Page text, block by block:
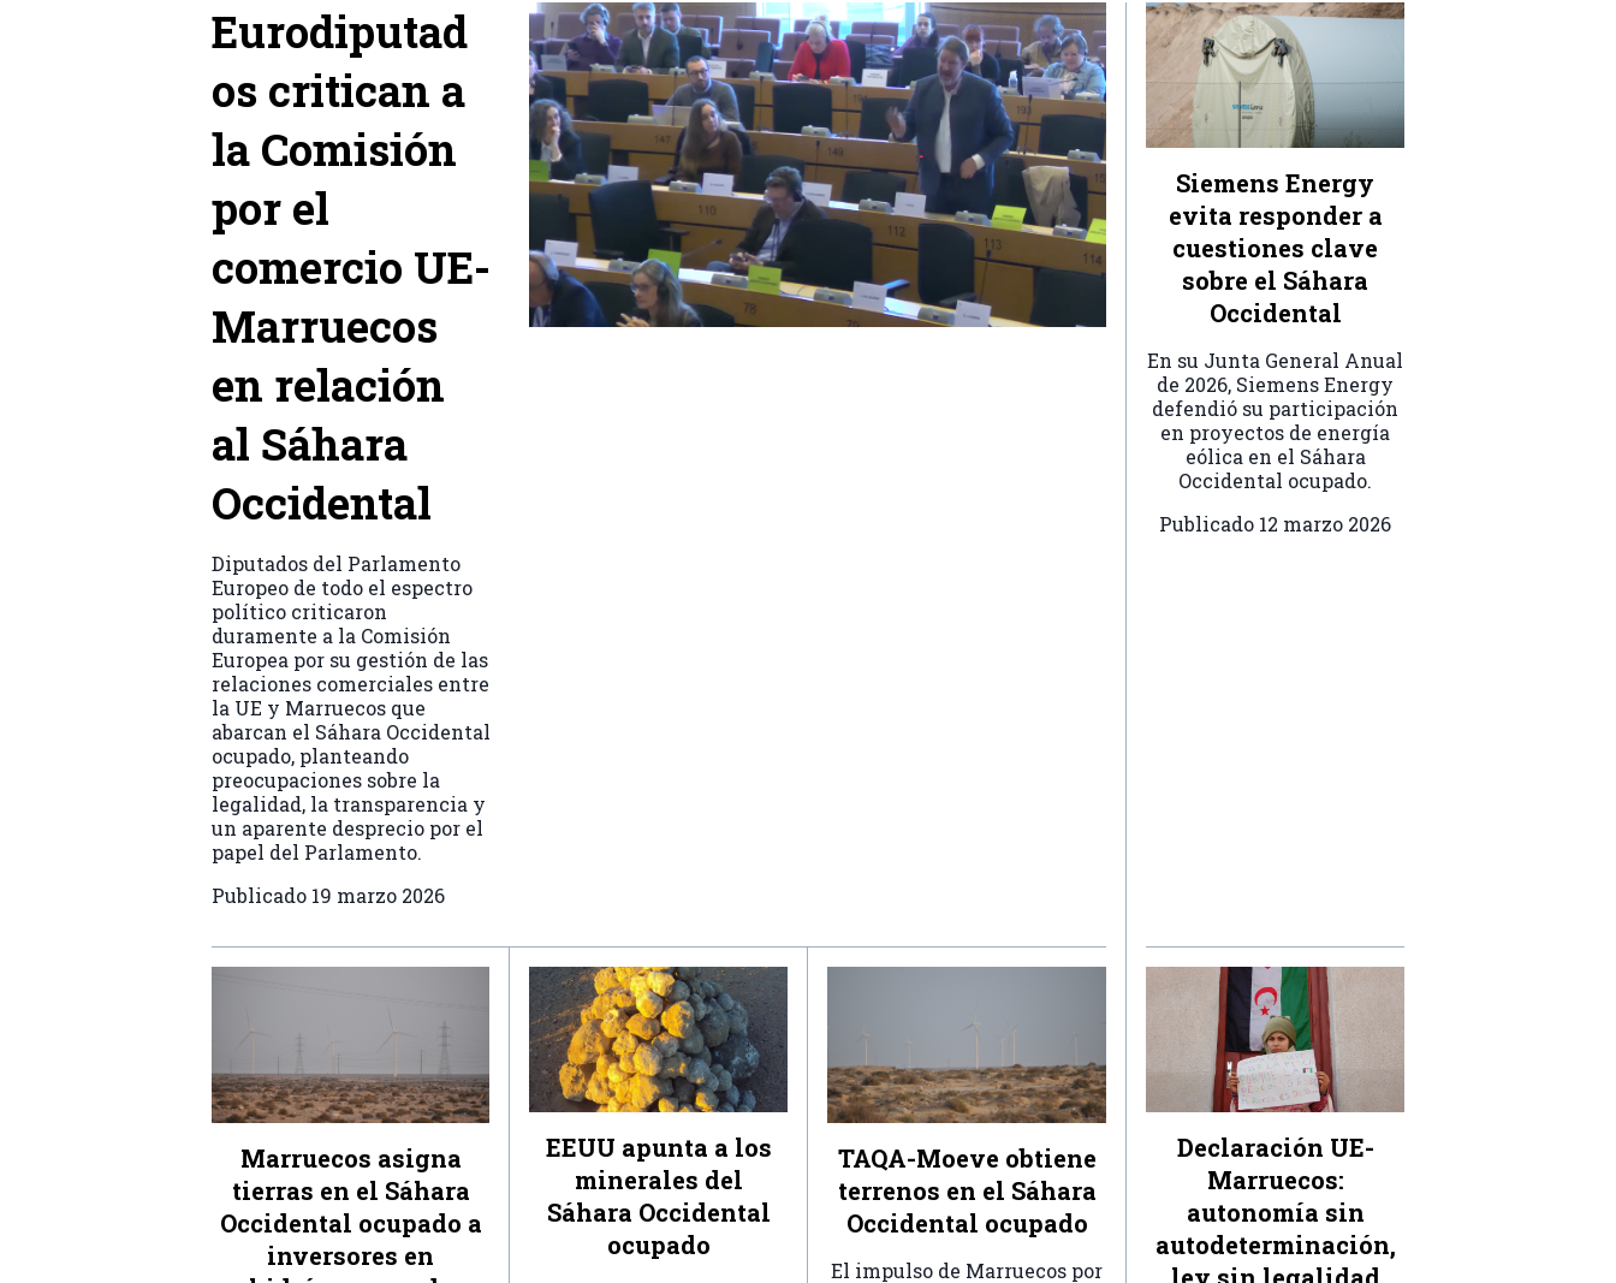
Eurodiputad
os critican a
la Comisión
por el
comercio UE-
Marruecos
en relación
al Sáhara
Occidental
Diputados del Parlamento
Europeo de todo el espectro
político criticaron
duramente a la Comisión
Europea por su gestión de las
relaciones comerciales entre
la UE y Marruecos que
abarcan el Sáhara Occidental
ocupado, planteando
preocupaciones sobre la
legalidad, la transparencia y
un aparente desprecio por el
papel del Parlamento.
Publicado 19 marzo 2026
Siemens Energy
evita responder a
cuestiones clave
sobre el Sáhara
Occidental
En su Junta General Anual
de 2026, Siemens Energy
defendió su participación
en proyectos de energía
eólica en el Sáhara
Occidental ocupado.
Publicado 12 marzo 2026
Marruecos asigna
tierras en el Sáhara
Occidental ocupado a
inversores en
EEUU apunta a los
minerales del
Sáhara Occidental
ocupado
TAQA-Moeve obtiene
terrenos en el Sáhara
Occidental ocupado
El impulso de Marruecos por
Declaración UE-
Marruecos:
autonomía sin
autodeterminación,
ley sin legalidad